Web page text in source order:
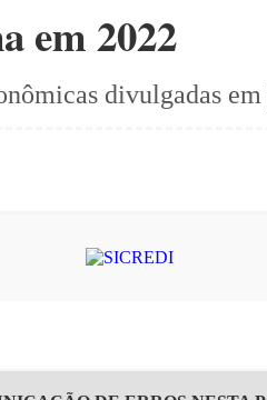
em 2022
divulgadas em